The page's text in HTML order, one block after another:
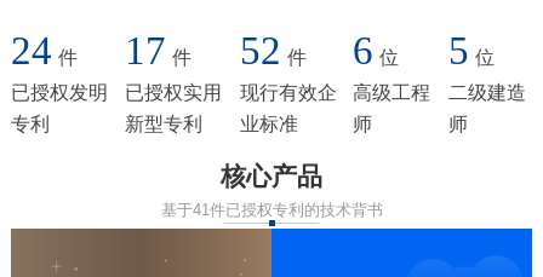
24 件
已授权发明
专利
17 件
已授权实用
新型专利
52 件
现行有效企
业标准
6 位
高级工程
师
5 位
二级建造
师
核心产品
基于41件已授权专利的技术背书